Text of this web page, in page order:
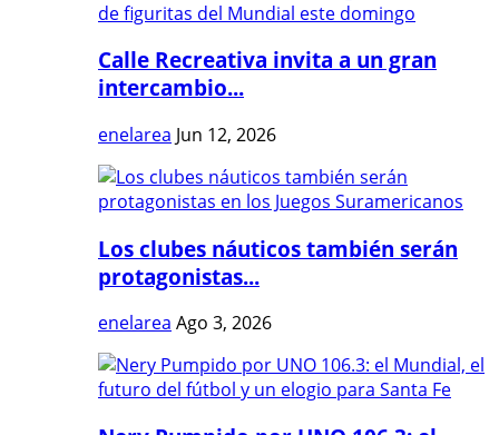
Calle Recreativa invita a un gran
intercambio...
enelarea Jun 12, 2026
Los clubes náuticos también serán
protagonistas...
enelarea Ago 3, 2026